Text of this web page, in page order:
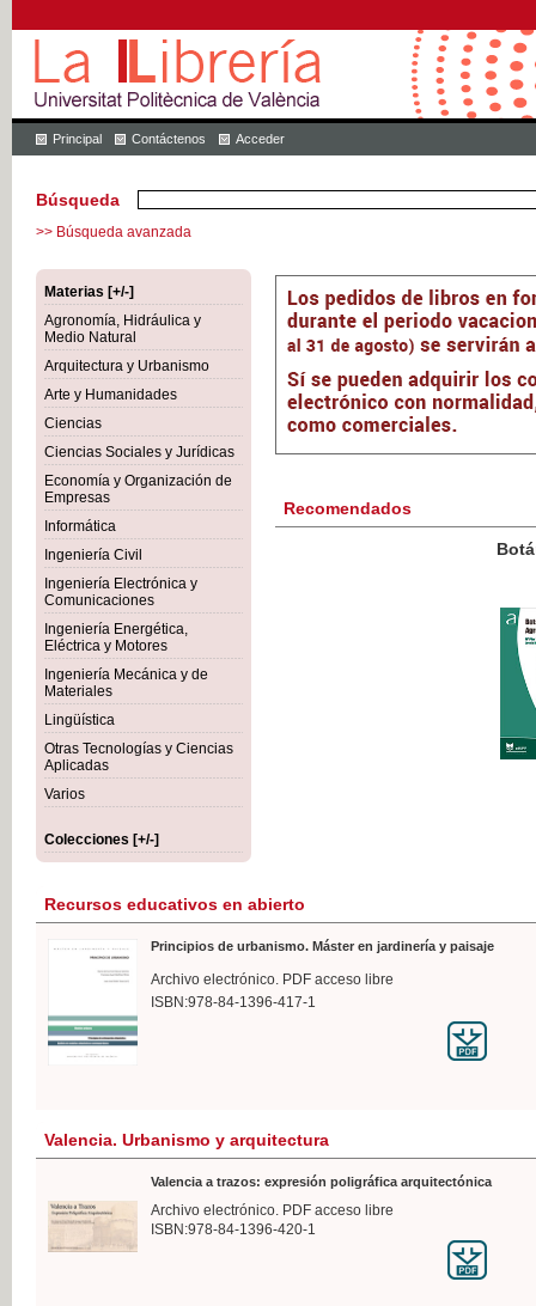
Principal Contáctenos Acceder
Búsqueda
>> Búsqueda avanzada
Materias [+/-]
Agronomía, Hidráulica y
Medio Natural
Arquitectura y Urbanismo
Arte y Humanidades
Ciencias
Ciencias Sociales y Jurídicas
Economía y Organización de
Empresas
Informática
Ingeniería Civil
Ingeniería Electrónica y
Comunicaciones
Ingeniería Energética,
Eléctrica y Motores
Ingeniería Mecánica y de
Materiales
Lingüística
Otras Tecnologías y Ciencias
Aplicadas
Varios
Colecciones [+/-]
Recomendados
IVA
Recursos educativos en abierto
Principios de urbanismo. Máster en jardinería y paisaje
Archivo electrónico. PDF acceso libre
ISBN:978-84-1396-417-1
Valencia. Urbanismo y arquitectura
Valencia a trazos: expresión poligráfica arquitectónica
Archivo electrónico. PDF acceso libre
ISBN:978-84-1396-420-1